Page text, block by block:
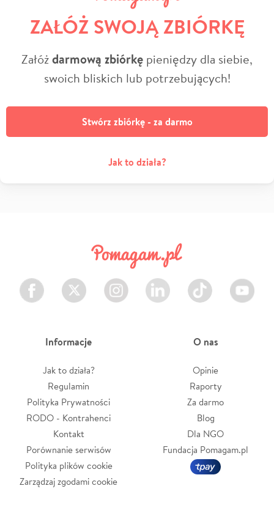
ZAŁÓŻ SWOJĄ ZBIÓRKĘ
Załóżdarmową zbiórkę pieniędzy dla siebie,
swoich bliskich lub potrzebujących!
Stwórz zbiórkę - za darmo
Jak to działa?
Facebook Twitter Instagram LinkedIn TikTok Youtube
Informacje
Jak to działa?
Regulamin
Polityka Prywatności
RODO - Kontrahenci
Kontakt
Porównanie serwisów
Polityka plików cookie
Zarządzaj zgodami cookie
O nas
Opinie
Raporty
Za darmo
Blog
Dla NGO
Fundacja Pomagam.pl